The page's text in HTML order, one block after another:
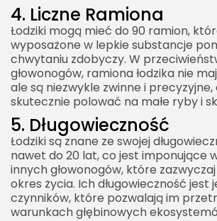
4. Liczne Ramiona
Łodziki mogą mieć do 90 ramion,
wyposażone w lepkie substancje
chwytaniu zdobyczy. W
głowonogów, ramiona łodzika nie
ale są niezwykle zwinne i
skutecznie polować na małe ryby i
5. Długowieczność
Łodziki są znane ze swojej
nawet do 20 lat, co jest imponujące
innych głowonogów, które
okres życia. Ich długowieczność jest
czynników, które pozwalają im
warunkach głębinowych